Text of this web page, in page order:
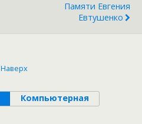
Памяти Евгения
Евтушенко
Наверх
Компьютерная